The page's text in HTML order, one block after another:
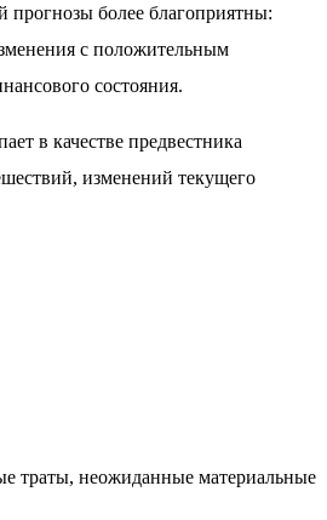
прогнозы более благоприятны:
с положительным
состояния.
в качестве предвестника
изменений текущего
траты, неожиданные материальные